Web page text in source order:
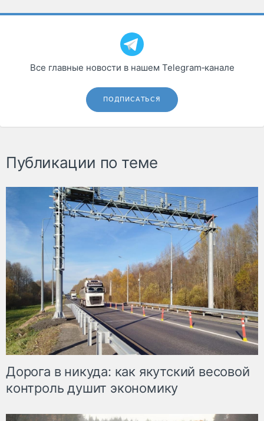
Все главные новости в нашем Telegram‑канале
ПОДПИСАТЬСЯ
Публикации по теме
Дорога в никуда: как якутский весовой
контроль душит экономику